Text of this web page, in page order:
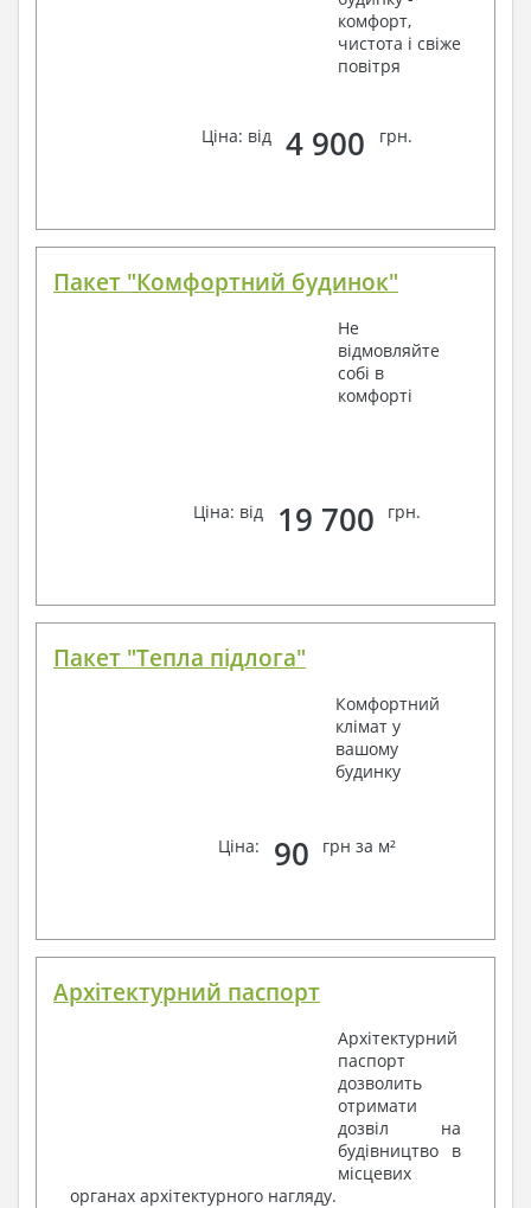
комфорт,
чистота і свіже
повітря
Ціна: від 4 900 грн.
Пакет "Комфортний будинок"
Не
відмовляйте
собі в
комфорті
Ціна: від 19 700 грн.
Пакет "Тепла підлога"
Комфортний
клімат у
вашому
будинку
Ціна: 90 грн за м²
Архітектурний паспорт
Архітектурний
паспорт
дозволить
отримати
дозвіл на
будівництво в
місцевих
органах архітектурного нагляду.